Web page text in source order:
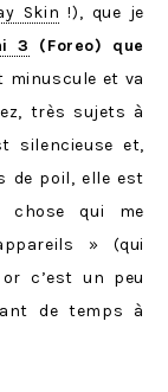
Skin !), que je
3
(Foreo) que
minuscule et va
très sujets à
silencieuse et,
de poil, elle est
chose qui me
» (qui
c’est un peu
de temps à